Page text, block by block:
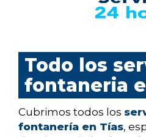
Todo los
fontaneria
Cubrimos todos los
fontanería en Tías,